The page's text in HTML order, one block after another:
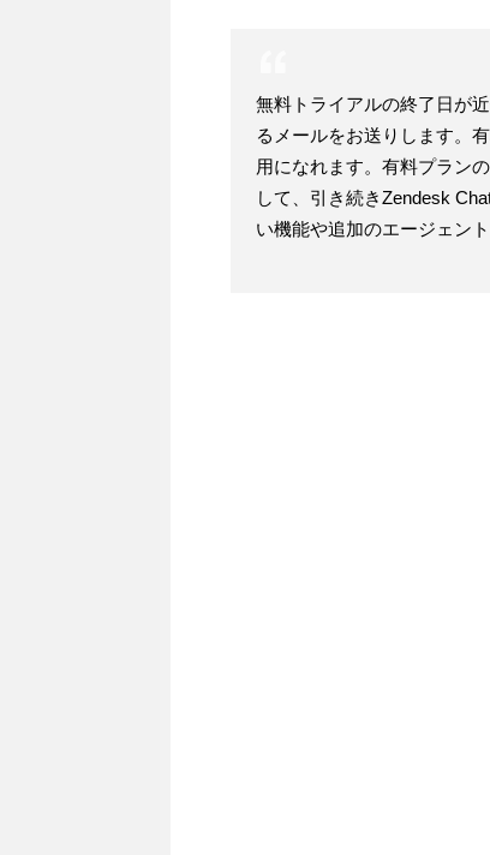
無料トライアルの終了日が
るメールをお送りします。
用になれます。有料プラン
して、引き続きZendesk
い機能や追加のエージェン